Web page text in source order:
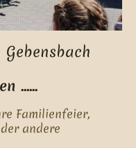
......
Familienfeier,
andere